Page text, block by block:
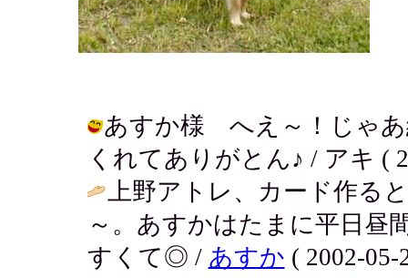
あすか様 へえ～！じゃあ
くれてありがとん♪ / アキ (
上野アトレ、カード作る
～。あすかはたまに平日昼
すくて◎ / あすか ( 2002-05-